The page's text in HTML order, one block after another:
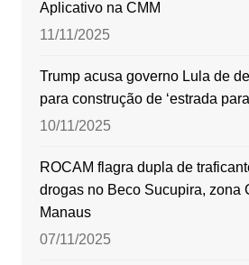
Aplicativo na CMM
11/11/2025
Trump acusa governo Lula de
para construção de ‘estrada
10/11/2025
ROCAM flagra dupla de
drogas no Beco Sucupira, zona
Manaus
07/11/2025